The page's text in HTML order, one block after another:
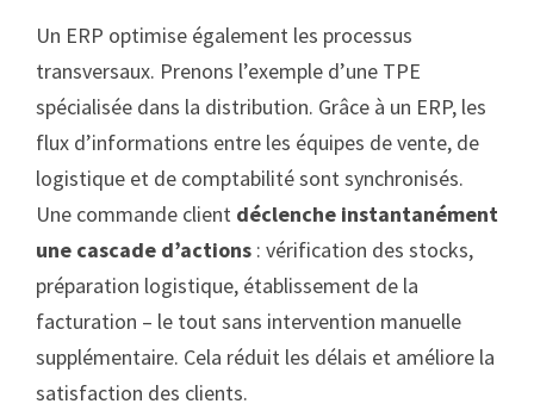
Un ERP optimise également les processus
transversaux. Prenons l’exemple d’une TPE
spécialisée dans la distribution. Grâce à un ERP, les
flux d’informations entre les équipes de vente, de
logistique et de comptabilité sont synchronisés.
Une commande client déclenche instantanément
une cascade d’actions : vérification des stocks,
préparation logistique, établissement de la
facturation – le tout sans intervention manuelle
supplémentaire. Cela réduit les délais et améliore la
satisfaction des clients.